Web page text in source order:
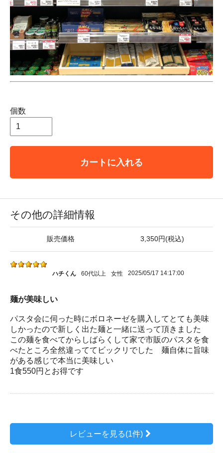
個数
カートに入れる
その他の詳細情報
販売価格 3,350円(税込)
ハチくん 60代以上 女性 2025/05/17 14:17:00
麺が美味しい
パスタ会に伺った時にボロネーゼを購入してとても美味
しかったので新しく出た麺と一緒に送って頂きました
この麺を食べてからしばらくして家で市販のパスタを食
べたところ全然違っててビックリでした 麺自体に旨味
がある感じで本当に美味しい
1食550円とお得です
レビューを見る(1件)